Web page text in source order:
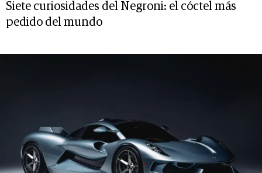
Siete curiosidades del Negroni: el cóctel más
pedido del mundo